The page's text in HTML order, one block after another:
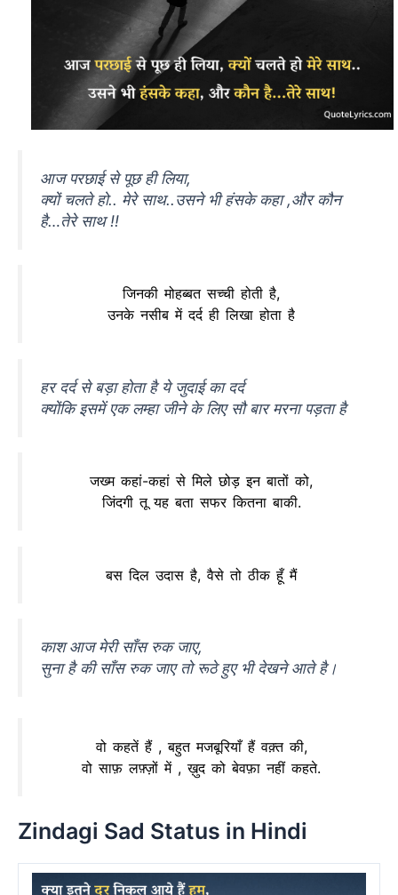
आज परछाई से पूछ ही लिया,
क्यों चलते हो.. मेरे साथ..उसने भी हंसके कहा ,और कौन
है…तेरे साथ !!
जिनकी मोहब्बत सच्ची होती है,
उनके नसीब में दर्द ही लिखा होता है
हर दर्द से बड़ा होता है ये जुदाई का दर्द
क्योंकि इसमें एक लम्हा जीने के लिए सौ बार मरना पड़ता है
जख्म कहां-कहां से मिले छोड़ इन बातों को,
जिंदगी तू यह बता सफर कितना बाकी.
बस दिल उदास है, वैसे तो ठीक हूँ मैं
काश आज मेरी साँस रुक जाए,
सुना है की साँस रुक जाए तो रूठे हुए भी देखने आते है।
वो कहतें हैं , बहुत मजबूरियाँ हैं वक़्त की,
वो साफ़ लफ़्ज़ों में , ख़ुद को बेवफ़ा नहीं कहते.
Zindagi Sad Status in Hindi